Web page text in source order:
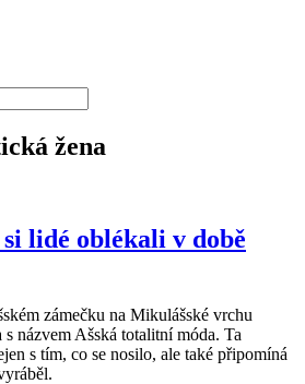
žena
lidé oblékali v době
zámečku na Mikulášské vrchu
názvem Ašská totalitní móda. Ta
s tím, co se nosilo, ale také připomíná